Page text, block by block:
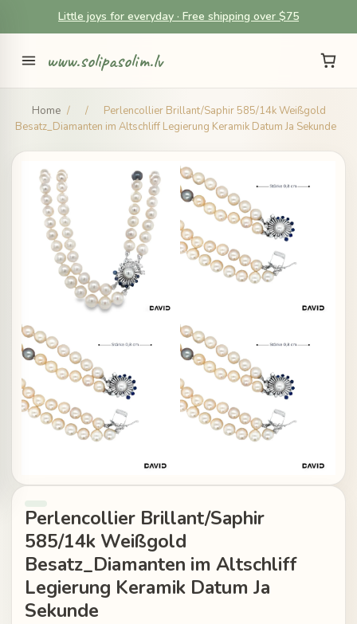
Little joys for everyday · Free shipping over $75
www.solipasolim.lv
Home / /
Perlencollier Brillant/Saphir 585/14k Weißgold
Besatz_Diamanten im Altschliff Legierung Keramik Datum Ja Sekunde
Perlencollier Brillant/Saphir
585/14k Weißgold
Besatz_Diamanten im Altschliff
Legierung Keramik Datum Ja
Sekunde